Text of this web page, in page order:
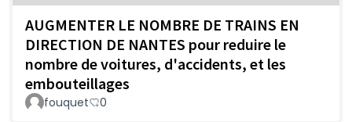
AUGMENTER LE NOMBRE DE TRAINS EN
DIRECTION DE NANTES pour reduire le
nombre de voitures, d'accidents, et les
embouteillages
fouquet 0